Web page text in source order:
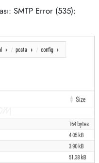
SMTP Error (535):